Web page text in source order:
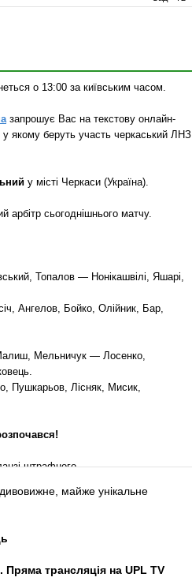
о 13:00 за київським часом.
запрошує Вас на текстову онлайн-
у якому беруть участь черкаський ЛНЗ
у місті Черкаси (Україна).
арбітр сьогоднішнього матчу.
Топалов — Нонікашвілі, Яшарі,
Ангелов, Бойко, Олійник, Бар,
Мельничук — Лосенко,
Пушкарьов, Лісняк, Мисик,
штрафного.
майже унікальне
. Пряма трансляція на UPL TV